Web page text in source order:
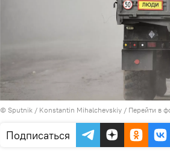
© Sputnik / Konstantin Mihalchevskiy / Перейти в
Подписаться